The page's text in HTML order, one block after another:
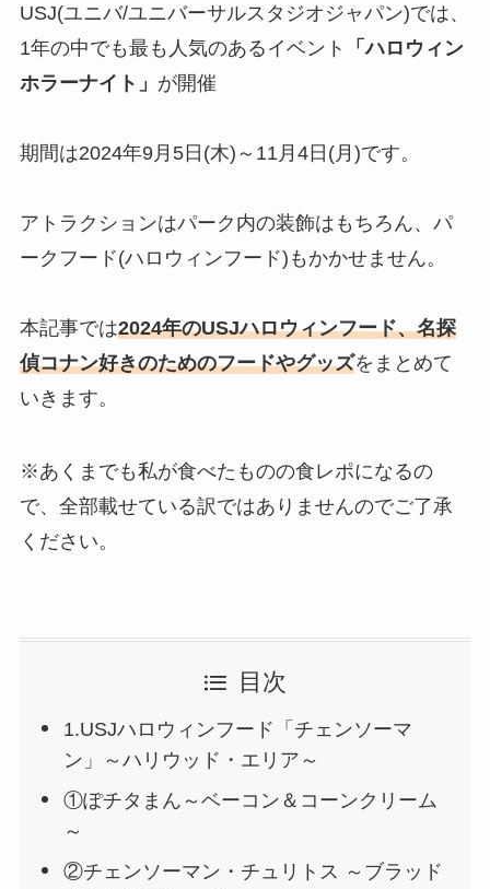
USJ(ユニバ/ユニバーサルスタジオジャパン)では、
1年の中でも最も人気のあるイベント
「ハロウィン
ホラーナイト」 が開催
期間は2024年9月5日(木)～11月4日(月)です。
アトラクションはパーク内の装飾はもちろん、パ
ークフード(ハロウィンフード)もかかせません。
本記事では2024年のUSJハロウィンフード、名探
偵コナン好きのためのフードやグッズをまとめて
いきます。
※あくまでも私が食べたものの食レポになるの
で、全部載せている訳ではありませんのでご了承
ください。
目次
1.USJハロウィンフード「チェンソーマ
ン」～ハリウッド・エリア～
①ぽチタまん～ベーコン＆コーンクリーム
～
②チェンソーマン・チュリトス ～ブラッド